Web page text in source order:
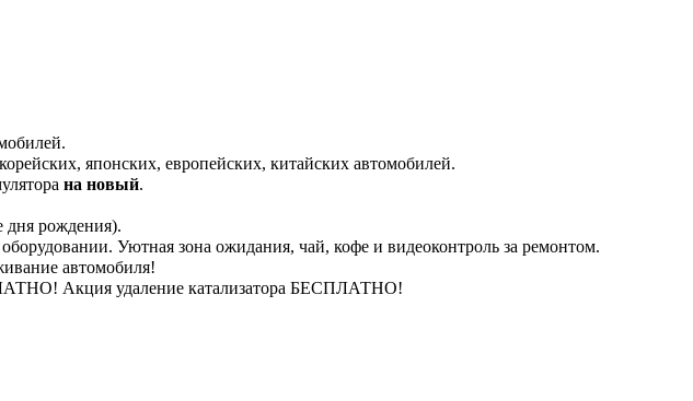
японских, европейских, китайских автомобилей.
на новый.
дня рождения).
Уютная зона ожидания, чай, кофе и видеоконтроль за ремонтом.
автомобиля!
Акция удаление катализатора БЕСПЛАТНО!